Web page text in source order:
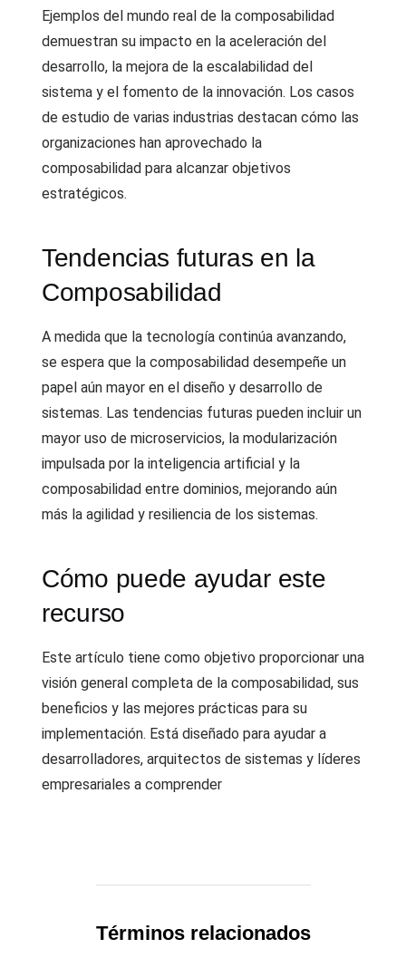
Ejemplos del mundo real de la composabilidad
demuestran su impacto en la aceleración del
desarrollo, la mejora de la escalabilidad del
sistema y el fomento de la innovación. Los casos
de estudio de varias industrias destacan cómo las
organizaciones han aprovechado la
composabilidad para alcanzar objetivos
estratégicos.
Tendencias futuras en la
Composabilidad
A medida que la tecnología continúa avanzando,
se espera que la composabilidad desempeñe un
papel aún mayor en el diseño y desarrollo de
sistemas. Las tendencias futuras pueden incluir un
mayor uso de microservicios, la modularización
impulsada por la inteligencia artificial y la
composabilidad entre dominios, mejorando aún
más la agilidad y resiliencia de los sistemas.
Cómo puede ayudar este
recurso
Este artículo tiene como objetivo proporcionar una
visión general completa de la composabilidad, sus
beneficios y las mejores prácticas para su
implementación. Está diseñado para ayudar a
desarrolladores, arquitectos de sistemas y líderes
empresariales a comprender
Términos relacionados